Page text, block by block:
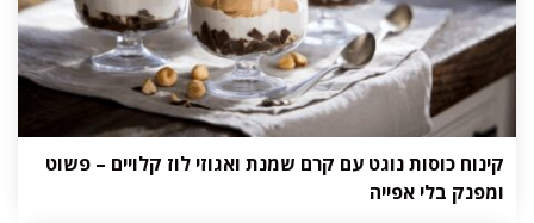
קינוח כוסות נוגט עם קרם שמנת ואגוזי לוז קלויים – פשוט
ומפנק בלי אפייה